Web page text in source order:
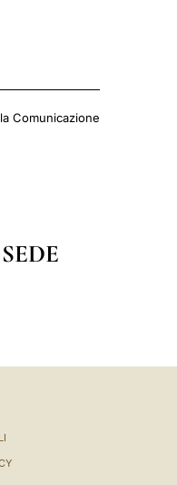
Comunicazione